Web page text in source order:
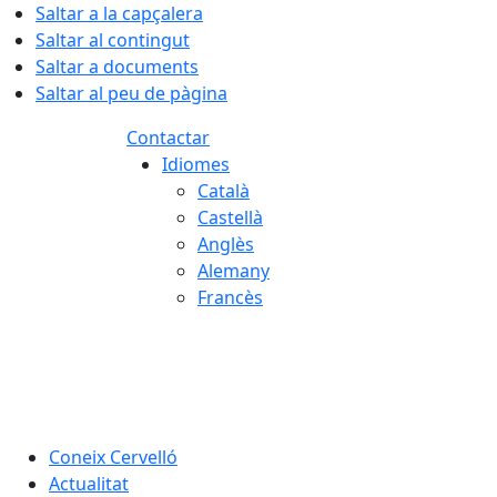
Saltar a la capçalera
Saltar al contingut
Saltar a documents
Saltar al peu de pàgina
Contactar
Idiomes
Català
Castellà
Anglès
Alemany
Francès
Coneix Cervelló
Actualitat